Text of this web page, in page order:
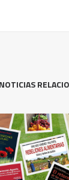
NOTICIAS